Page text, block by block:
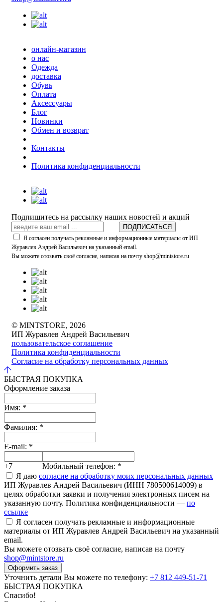
онлайн-магазин
о нас
Одежда
доставка
Обувь
Оплата
Аксессуары
Блог
Новинки
Обмен и возврат
Контакты
Политика конфиденциальности
Подпишитесь на рассылку наших новостей и акций
ПОДПИСАТЬСЯ
Я согласен получать рекламные и информационные материалы от ИП
Журавлев Андрей Васильевич на указанный email.
Вы можете отозвать своё согласие, написав на почту shop@mintstore.ru
© MINTSTORE, 2026
ИП Журавлев Андрей Васильевич
пользовательское соглашение
Политика конфиденциальности
Согласие на обработку персональных данных
БЫСТРАЯ ПОКУПКА
Оформление заказа
Имя: *
Фамилия: *
E-mail: *
+7 Мобильный телефон: *
Я даю согласие на обработку моих персональных данных
ИП Журавлев Андрей Васильевич (ИНН 780500614009) в
целях обработки заявки и получения электронных писем на
указанную почту. Политика конфиденциальности — по
ссылке
Я согласен получать рекламные и информационные
материалы от ИП Журавлев Андрей Васильевич на указанный
email.
Вы можете отозвать своё согласие, написав на почту
shop@mintstore.ru
Оформить заказ
Уточнить детали Вы можете по телефону: +7 812 449-51-71
БЫСТРАЯ ПОКУПКА
Спасибо!